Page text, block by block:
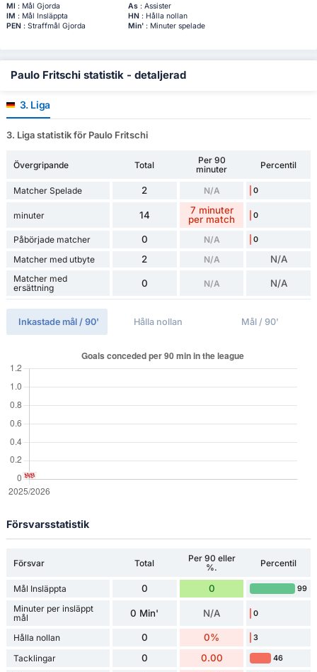
Ml : Mål Gjorda As: Assister
IM : Mål Insläppta HN: Hålla nollan
PEN: Straffmål Gjorda Min': Minuter spelade
Paulo Fritschi statistik - detaljerad
3. Liga
3. Liga statistik för Paulo Fritschi
Övergripande Total
Per 90
minuter
Percentil
Matcher Spelade 2 N/A 0
minuter 14
7 minuter
per match
0
Påbörjade matcher 0 N/A 0
Matcher med utbyte 2 N/A N/A
Matcher med
ersättning
0 N/A N/A
Inkastade mål / 90' Hålla nollan Mål / 90'
Försvarsstatistik
Försvar Total
Per 90 eller
%.
Percentil
Mål Insläppta 0 0 99
Minuter per insläppt
mål
0 Min' N/A 0
Hålla nollan 0 0% 3
Tacklingar 0 0.00 46